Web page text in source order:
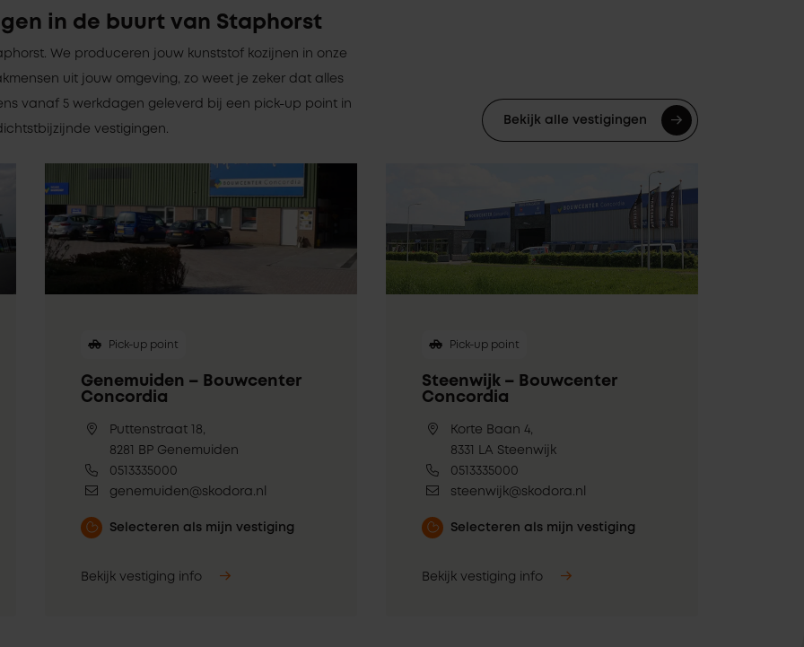
in de buurt van Staphorst
We produceren jouw kunststof kozijnen in onze
uit jouw omgeving, zo weet je zeker dat alles
vanaf 5 werkdagen geleverd bij een pick-up point in
vestigingen.
Bekijk alle vestigingen
Pick-up point
Genemuiden – Bouwcenter
Concordia
Puttenstraat 18,
8281 BP Genemuiden
0513335000
genemuiden@skodora.nl
Selecteren als mijn vestiging
Bekijk vestiging info
Pick-up point
Steenwijk – Bouwcenter
Concordia
Korte Baan 4,
8331 LA Steenwijk
0513335000
steenwijk@skodora.nl
Selecteren als mijn vestiging
Bekijk vestiging info